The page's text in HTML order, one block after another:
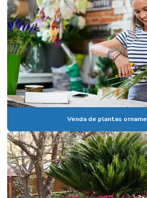
Pedrisco para jardinagem
Planta ornamental costela de adão
Planta ornamental de jardim em paulínia
Plantas para empresa de arquitetura
Plantas para escritório em paulínia
Plantas para eventos corporativos
Plantas com flores ornamentais
Plantas ornamentais em campinas
Plantas ornamentais coloridas
Plantas ornamentais com flores em
Venda de plantas